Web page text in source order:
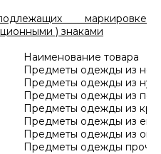
маркировке
) знаками
Наименование товара
Предметы одежды из
Предметы одежды из
Предметы одежды из
Предметы одежды из
Предметы одежды из
Предметы одежды из
Предметы одежды